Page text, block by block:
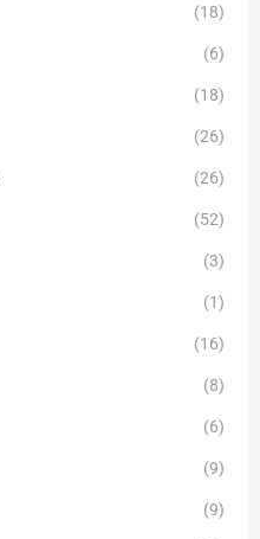
(18)
(6)
(18)
(26)
(26)
(52)
(3)
(1)
(16)
(8)
(6)
(9)
(9)